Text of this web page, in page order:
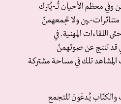
وفي معظم الأحيان تُـ-يُترك
ـين ولا تجمعهمنّ
اللقاءات المهنية. في
قد تنتج عن صوتهمنّ
تلك في مساحة مشتركة
والكتّاب يُدعَونَ للتجمع